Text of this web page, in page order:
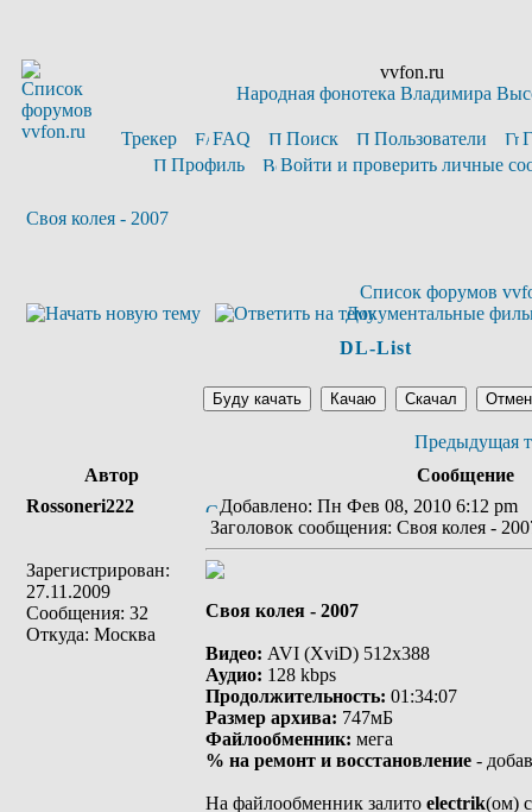
vvfon.ru
Народная фонотека Владимира
Трекер FAQ Поиск Пользователи
Профиль
Войти и проверить личные
Своя колея - 2007
Список форумов
Документальные
DL-List
Предыдущая
Автор
Сообщение
Rossoneri222
Зарегистрирован:
27.11.2009
Сообщения: 32
Откуда: Москва
Добавлено: Пн Фев 08, 2010 6:12 pm
Заголовок сообщения: Своя колея -
Своя колея - 2007
Видео: AVI (XviD) 512х388
Аудио: 128 kbps
Продолжительность: 01:34:07
Размер архива: 747мБ
Файлообменник: мега
% на ремонт и восстановление -
На файлообменник залито electrik(ом)